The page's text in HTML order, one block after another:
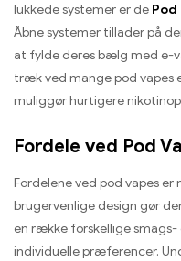
lukkede systemer er de Pod
Åbne systemer tillader på
at fylde deres bælg med e-
træk ved mange pod vapes
muliggør hurtigere
Fordele ved Pod
Fordelene ved pod vapes er
brugervenlige design gør
en række forskellige
individuelle præferencer.